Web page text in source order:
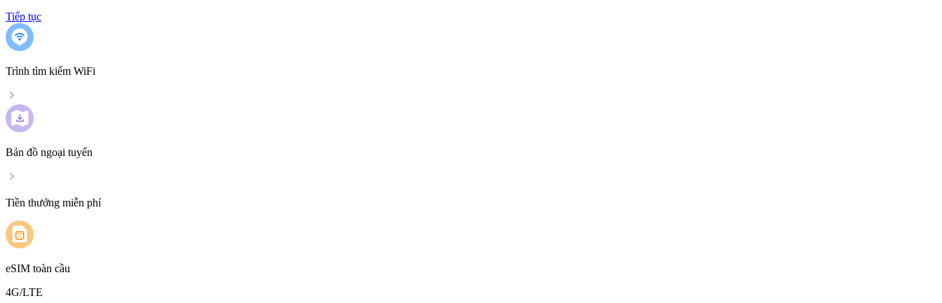
Tiếp tục
Trình tìm kiếm WiFi
Bản đồ ngoại tuyến
Tiền thưởng miễn phí
eSIM toàn cầu
4G/LTE